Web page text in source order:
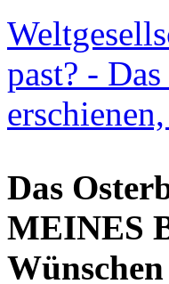
past? -
Das
MEINES